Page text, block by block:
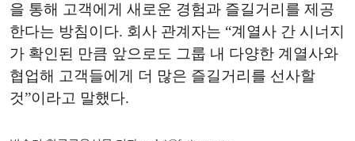
을 통해 고객에게 새로운 경험과 즐길거리를 제공
한다는 방침이다. 회사 관계자는 “계열사 간 시너지
가 확인된 만큼 앞으로도 그룹 내 다양한 계열사와
협업해 고객들에게 더 많은 즐길거리를 선사할
것”이라고 말했다.